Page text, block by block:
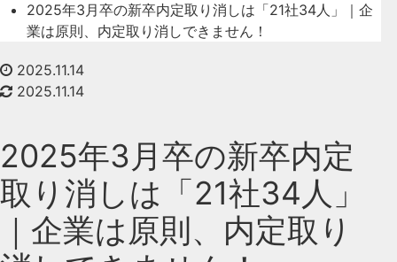
2025年3月卒の新卒内定取り消しは「21社34人」｜企
業は原則、内定取り消しできません！
2025.11.14
2025.11.14
2025年3月卒の新卒内定
取り消しは「21社34人」
｜企業は原則、内定取り